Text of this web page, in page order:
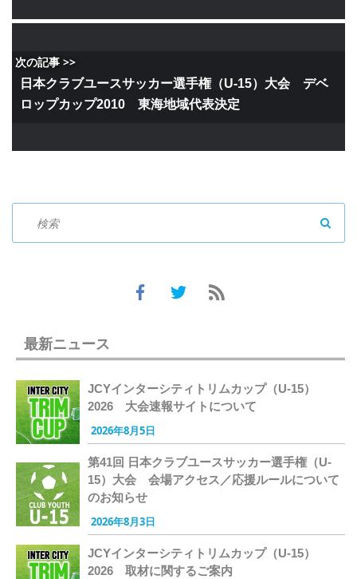
次の記事 >>
日本クラブユースサッカー選手権（U-15）大会 デベ
ロップカップ2010 東海地域代表決定
最新ニュース
JCYインターシティトリムカップ（U-15）
2026 大会速報サイトについて
2026年8月5日
第41回 日本クラブユースサッカー選手権（U-
15）大会 会場アクセス／応援ルールについて
のお知らせ
2026年8月3日
JCYインターシティトリムカップ（U-15）
2026 取材に関するご案内